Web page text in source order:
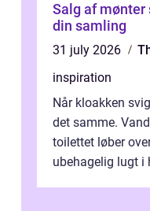
Salg af mønter sådan får du mest ud af
din samling
31 july 2026
inspiration
Når kloakken
det samme.
toilettet løber
ubehagelig lugt i